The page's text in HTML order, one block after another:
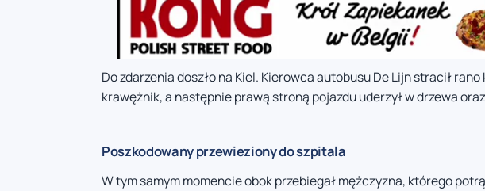
Do zdarzenia doszło na Kiel. Kierowca autobusu De Lijn stracił
krawężnik, a następnie prawą stroną pojazdu uderzył w drzewa
Poszkodowany przewieziony do szpitala
W tym samym momencie obok przebiegał mężczyzna, którego